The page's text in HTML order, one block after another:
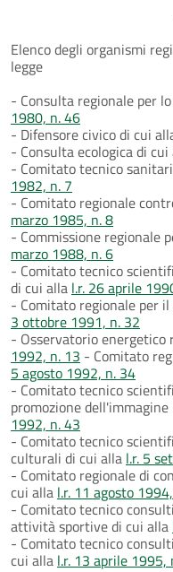
Elenco degli organismi
legge
- Consulta regionale per
1980, n. 46
- Difensore civico di cui
- Consulta ecologica di cui
- Comitato tecnico
1982, n. 7
- Comitato regionale
marzo 1985, n. 8
- Commissione regionale
marzo 1988, n. 6
- Comitato tecnico
di cui alla l.r. 26 aprile
- Comitato regionale per
3 ottobre 1991, n. 32
- Osservatorio energetico
1992, n. 13 - Comitato
5 agosto 1992, n. 34
- Comitato tecnico
promozione
1992, n. 43
- Comitato tecnico
culturali di cui alla l.r. 5
- Comitato regionale di
cui alla l.r. 11 agosto
- Comitato tecnico
attività sportive di cui alla
- Comitato tecnico
cui alla l.r. 13 aprile 1995,